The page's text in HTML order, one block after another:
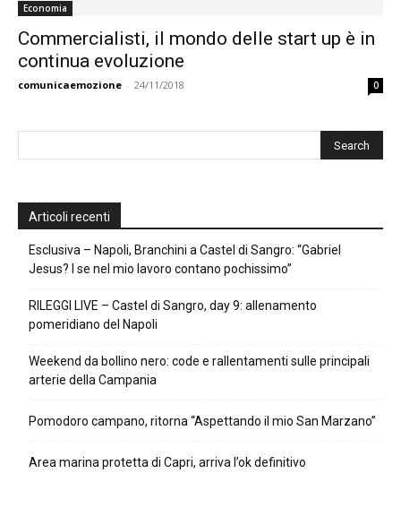
Economia
Commercialisti, il mondo delle start up è in
continua evoluzione
comunicaemozione - 24/11/2018 0
Articoli recenti
Esclusiva – Napoli, Branchini a Castel di Sangro: “Gabriel
Jesus? I se nel mio lavoro contano pochissimo”
RILEGGI LIVE – Castel di Sangro, day 9: allenamento
pomeridiano del Napoli
Weekend da bollino nero: code e rallentamenti sulle principali
arterie della Campania
Pomodoro campano, ritorna “Aspettando il mio San Marzano”
Area marina protetta di Capri, arriva l’ok definitivo